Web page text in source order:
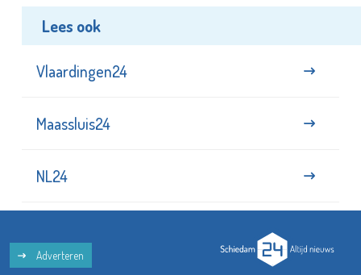
Lees ook
Vlaardingen24
Maassluis24
NL24
Adverteren